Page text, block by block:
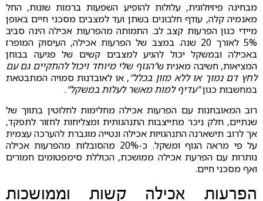
מבחינה פיזיולוגית, עלולות להופיע השפעות ברמות שונות, החל
מאנמיה קלה, עודף חלבונים בשתן ועד למצבים מסכני חיים באופן
מיידי כגון הפרעות קצב לב. התמותה מהפרעות אכילה הינה סביב
5% לאורך 20 שנה. במצב של הפרעות אכילה, העיסוק המופרז
באכילה ובמשקל יכול להגיע למצבים קשים של פגיעה בבוחן
המציאות, חשיבה מאנית ש"הגוף שלי מיוחד ויכול להתקיים גם עם
לחץ דם נמוך או ללא מזון בכלל", או לאובדנות סמויה המתבטאת
במחשבות כגון"עדיף למות מאשר לעלות במשקל".
רוב המאובחנות עם הפרעות אכילה מחלימות לחלוטין בתווך של
שנתיים, חלק ניכר מתייצבות התנהגותית ומצליחות לחזור לתפקד,
אך לרוב תישארנה התנהגויות אכילה ונטייה מוגברת להערכה עצמית
על פי מראה הגוף ומשקל. כ-20% מהסובלות מהפרעות אכילה
נותרות עם הפרעת אכילה ממושכת, הכוללת סימפטומים חמורים
ואף מסכני חיים.
הפרעות אכילה קשות וממושכות